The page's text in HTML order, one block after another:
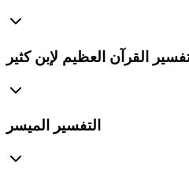
القرآن العظيم لإبن كثير
التفسير الميسر